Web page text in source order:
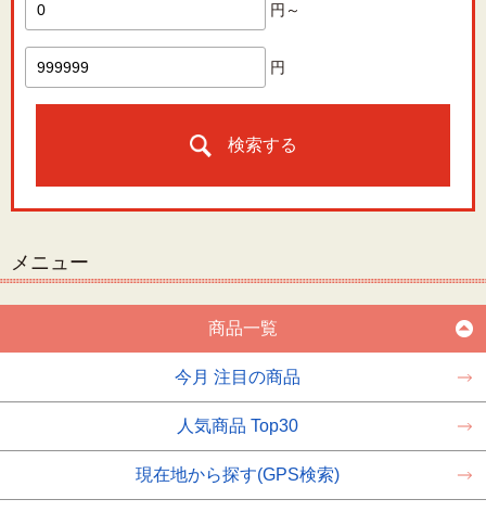
円～
円
検索する
メニュー
商品一覧
今月 注目の商品
人気商品 Top30
現在地から探す(GPS検索)